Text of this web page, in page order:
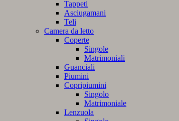
Tappeti
Asciugamani
Teli
Camera da letto
Coperte
Singole
Matrimoniali
Guanciali
Piumini
Copripiumini
Singolo
Matrimoniale
Lenzuola